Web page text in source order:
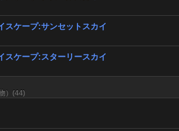
スケープ:サンセットスカイ
スケープ:スターリースカイ
）(44)